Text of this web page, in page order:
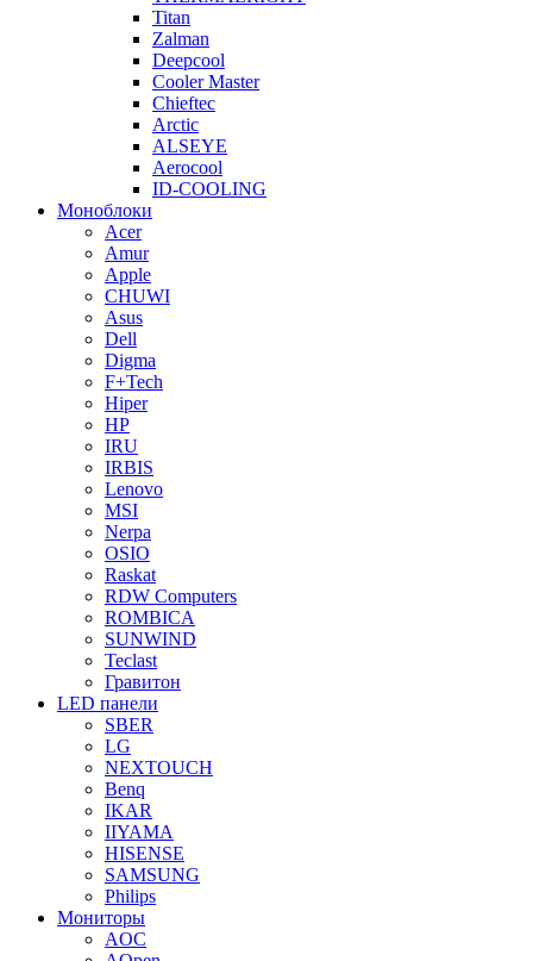
Titan
Zalman
Deepcool
Cooler Master
Chieftec
Arctic
ALSEYE
Aerocool
ID-COOLING
Моноблоки
Acer
Amur
Apple
CHUWI
Asus
Dell
Digma
F+Tech
Hiper
HP
IRU
IRBIS
Lenovo
MSI
Nerpa
OSIO
Raskat
RDW Computers
ROMBICA
SUNWIND
Teclast
Гравитон
LED панели
SBER
LG
NEXTOUCH
Benq
IKAR
IIYAMA
HISENSE
SAMSUNG
Philips
Мониторы
AOC